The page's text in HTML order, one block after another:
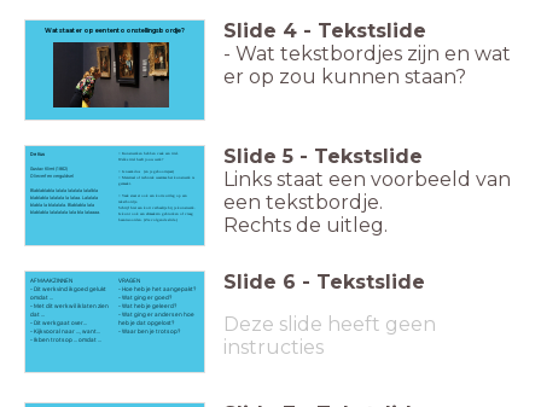
Wat staat er op een tentoonstellingsbordje? Slide 4 - Tekstslide
- Wat tekstbordjes zijn en wat
er op zou kunnen staan?
De Kus
Gustav Klimt (1862)
Olieverf en verguldsel
Blablablabla lalala lalalala lalalbla
blablabla lalalala la lalaa. Lalalala
blabla la blalalala. Blablabla lala
blablabla lalalalala lala bla lalaaaa.
= Kunstwerken hebben vaak een titel.
Welke titel heeft jouw werk?
= Je naam dus (en je geboortejaar)
= Materiaal of techniek waarmee het kunstwerk is
gemaakt.
= Vaak staat er ook een korte uitleg op een
tekstbordje.
Schrijf hier een kort verhaaltje bij je kunstwerk.
Je kunt ook een afmaakzin gebruiken of vraag
beantwoorden. (Zie volgende slide.)
Slide 5 - Tekstslide
Links staat een voorbeeld van
een tekstbordje.
Rechts de uitleg.
AFMAAKZINNEN
- Dit werk vind ik goed gelukt
omdat ...
- Met dit werk wil ik laten zien
dat ...
- Dit werk gaat over...
- Kijk vooral naar ..., want...
- Ik ben trots op ... omdat ...
VRAGEN
- Hoe heb je het aangepakt?
- Wat ging er goed?
- Wat heb je geleerd?
- Wat ging er anders en hoe
heb je dat opgelost?
- Waar ben je trots op?
Slide 6 - Tekstslide
Deze slide heeft geen
instructies